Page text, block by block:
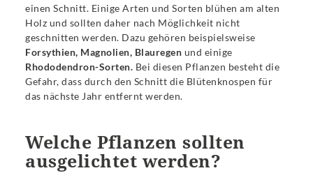
einen Schnitt. Einige Arten und Sorten blühen am alten
Holz und sollten daher nach Möglichkeit nicht
geschnitten werden. Dazu gehören beispielsweise
Forsythien, Magnolien, Blauregen und einige
Rhododendron-Sorten. Bei diesen Pflanzen besteht die
Gefahr, dass durch den Schnitt die Blütenknospen für
das nächste Jahr entfernt werden.
Welche Pflanzen sollten
ausgelichtet werden?